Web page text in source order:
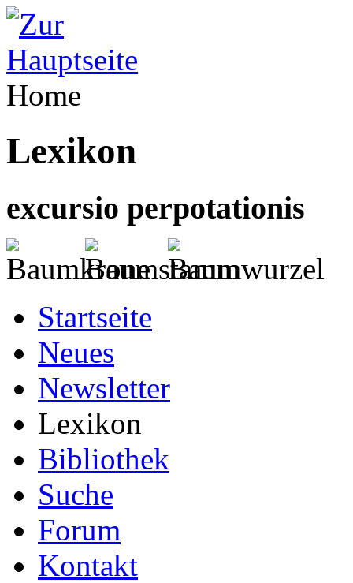
Home
Lexikon
excursio perpotationis
Startseite
Neues
Newsletter
Lexikon
Bibliothek
Suche
Forum
Kontakt